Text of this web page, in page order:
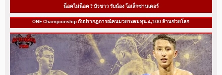
น็อคไม่น็อค ? บัวขาว รับน้อง โอเล็กซานเดอร์
ONE Championship กับปรากฏการณ์คนมวยระดมทุน 4,100 ล้านช่วยโลก